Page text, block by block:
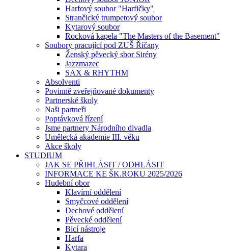
Harfový soubor "Harfičky"
Strančický trumpetový soubor
Kytarový soubor
Rocková kapela "The Masters of the Basement"
Soubory pracující pod ZUŠ Říčany
Ženský pěvecký sbor Sirény
Jazzmazec
SAX & RHYTHM
Absolventi
Povinně zveřejňované dokumenty
Partnerské školy
Naši partneři
Poptávková řízení
Jsme partnery Národního divadla
Umělecká akademie III. věku
Akce školy
STUDIUM
JAK SE PŘIHLÁSIT / ODHLÁSIT
INFORMACE KE ŠK.ROKU 2025/2026
Hudební obor
Klavírní oddělení
Smyčcové oddělení
Dechové oddělení
Pěvecké oddělení
Bicí nástroje
Harfa
Kytara